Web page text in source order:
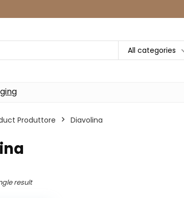
All categories
Produttore ‎Diavolina
result